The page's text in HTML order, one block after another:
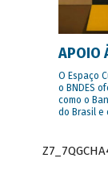
APOIO
O Espaço
o BNDES
como o
do Brasil e